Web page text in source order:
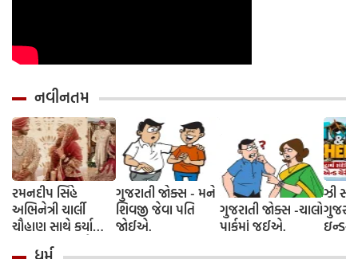
નવીનતમ
રમનદીપ સિંહે
અભિનેત્રી ચાર્લી
ચૌહાણ સાથે કર્યા
લગ્ન, જશ્નમાં ક્રિકેટ
ગુજરાતી જોક્સ - મને
શિવજી જેવા પતિ
જોઈએ.
ગુજરાતી જોક્સ -ચાલો
પાર્કમાં જઈએ.
ઝી